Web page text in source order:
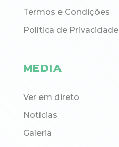
Termos e Condições
Política de Privacidade
MEDIA
Ver em direto
Notícias
Galeria